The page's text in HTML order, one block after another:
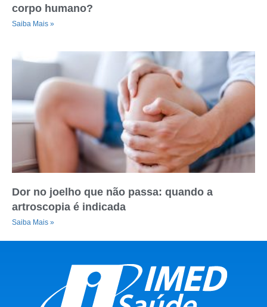
corpo humano?
Saiba Mais »
Dor no joelho que não passa: quando a
artroscopia é indicada
Saiba Mais »